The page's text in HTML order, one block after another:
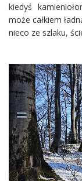
kiedyś
może całkiem
nieco ze szlaku,